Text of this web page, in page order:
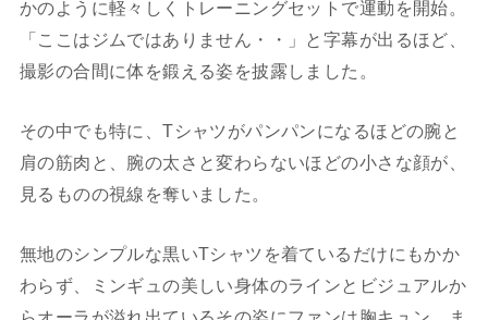
かのように軽々しくトレーニングセットで運動を開始。
「ここはジムではありません・・」と字幕が出るほど、
撮影の合間に体を鍛える姿を披露しました。
その中でも特に、Tシャツがパンパンになるほどの腕と
肩の筋肉と、腕の太さと変わらないほどの小さな顔が、
見るものの視線を奪いました。
無地のシンプルな黒いTシャツを着ているだけにもかか
わらず、ミンギュの美しい身体のラインとビジュアルか